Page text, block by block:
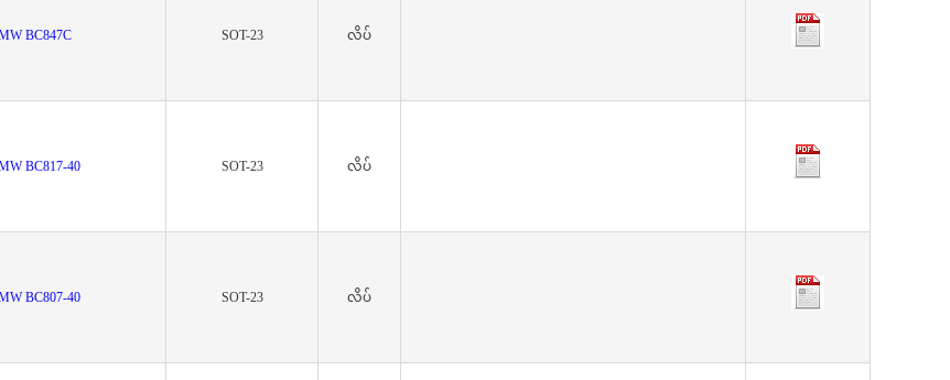
BC847C SOT-23 လိပ်
BC817-40 SOT-23 လိပ်
BC807-40 SOT-23 လိပ်